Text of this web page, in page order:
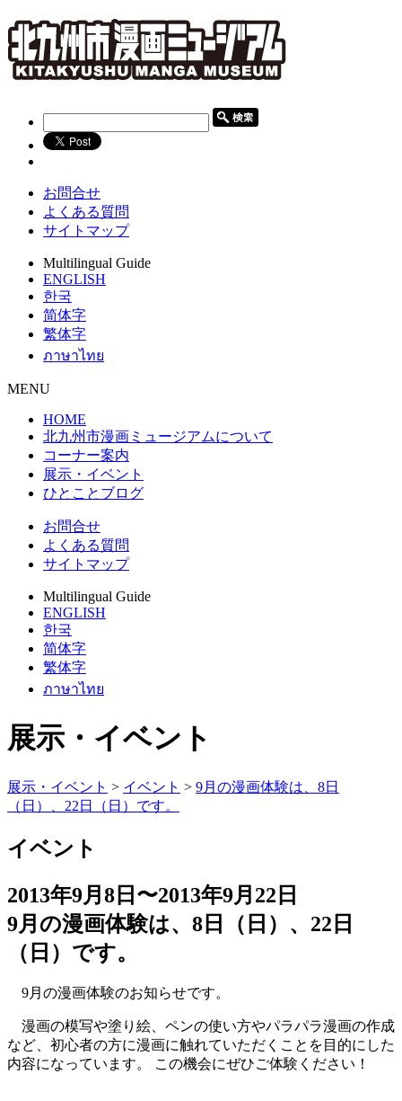
お問合せ
よくある質問
サイトマップ
Multilingual Guide
ENGLISH
한국
简体字
繁体字
ภาษาไทย
MENU
HOME
北九州市漫画ミュージアムについて
コーナー案内
展示・イベント
ひとことブログ
お問合せ
よくある質問
サイトマップ
Multilingual Guide
ENGLISH
한국
简体字
繁体字
ภาษาไทย
展示・イベント
展示・イベント > イベント > 9月の漫画体験は、8日
（日）、22日（日）です。
イベント
2013年9月8日〜2013年9月22日
9月の漫画体験は、8日（日）、22日
（日）です。
9月の漫画体験のお知らせです。
漫画の模写や塗り絵、ペンの使い方やパラパラ漫画の作成
など、初心者の方に漫画に触れていただくことを目的にした
内容になっています。 この機会にぜひご体験ください！